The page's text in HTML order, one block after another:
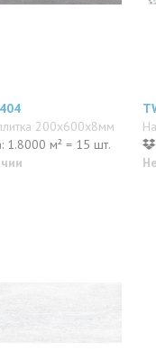
200x600x8мм
1.8000 м² = 15 шт.